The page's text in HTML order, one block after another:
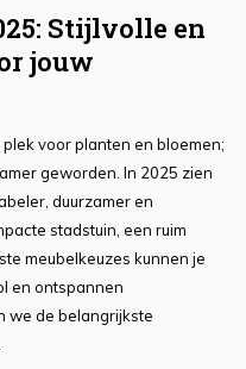
Stijlvolle en
jouw
voor planten en bloemen;
geworden. In 2025 zien
duurzamer en
stadstuin, een ruim
meubelkeuzes kunnen je
en ontspannen
we de belangrijkste